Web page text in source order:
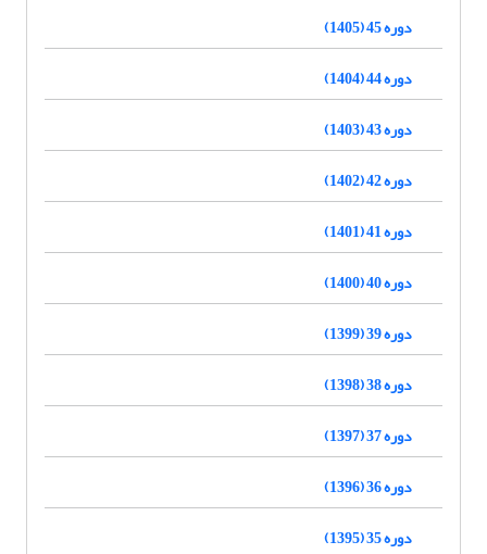
دوره 45 (1405)
دوره 44 (1404)
دوره 43 (1403)
دوره 42 (1402)
دوره 41 (1401)
دوره 40 (1400)
دوره 39 (1399)
دوره 38 (1398)
دوره 37 (1397)
دوره 36 (1396)
دوره 35 (1395)